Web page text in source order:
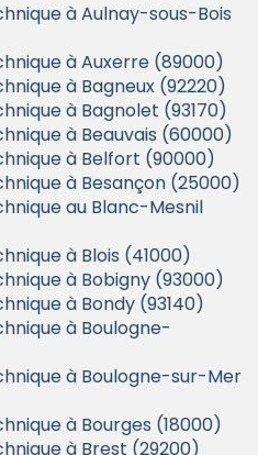
à Aulnay-sous-Bois
à Auxerre (89000)
à Bagneux (92220)
à Bagnolet (93170)
à Beauvais (60000)
à Belfort (90000)
à Besançon (25000)
au Blanc-Mesnil
à Blois (41000)
à Bobigny (93000)
à Bondy (93140)
à Boulogne-
à Boulogne-sur-Mer
à Bourges (18000)
à Brest (29200)